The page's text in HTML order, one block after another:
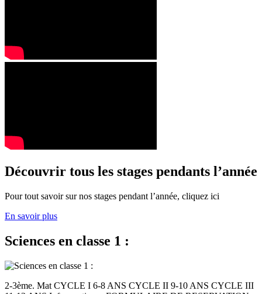
Découvrir tous les stages pendants l’année
Pour tout savoir sur nos stages pendant l’année, cliquez ici
En savoir plus
Sciences en classe 1 :
2-3ème. Mat CYCLE I 6-8 ANS CYCLE II 9-10 ANS CYCLE III